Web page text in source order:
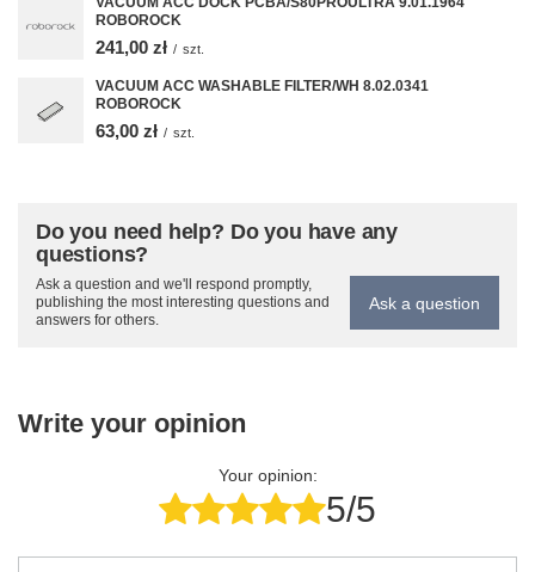
ROBOROCK
241,00 zł / szt.
VACUUM ACC WASHABLE FILTER/WH 8.02.0341
ROBOROCK
63,00 zł / szt.
Do you need help? Do you have any
questions?
Ask a question and we'll respond promptly,
publishing the most interesting questions and
answers for others.
Ask a question
Write your opinion
Your opinion:
5/5